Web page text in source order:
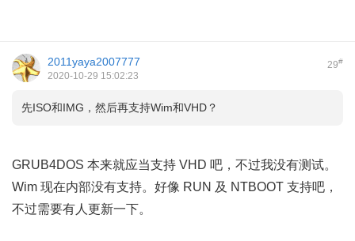
29#
2011yaya2007777
2020-10-29 15:02:23
先ISO和IMG，然后再支持Wim和VHD？
GRUB4DOS 本来就应当支持 VHD 吧，不过我没有测试。
Wim 现在内部没有支持。好像 RUN 及 NTBOOT 支持吧，
不过需要有人更新一下。